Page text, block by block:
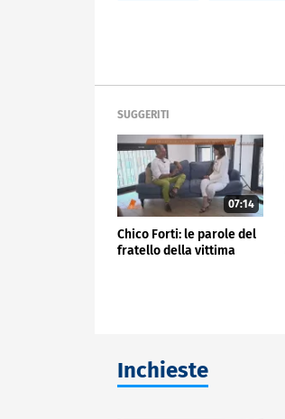
SUGGERITI
07:14
Chico Forti: le parole del
fratello della vittima
Inchieste